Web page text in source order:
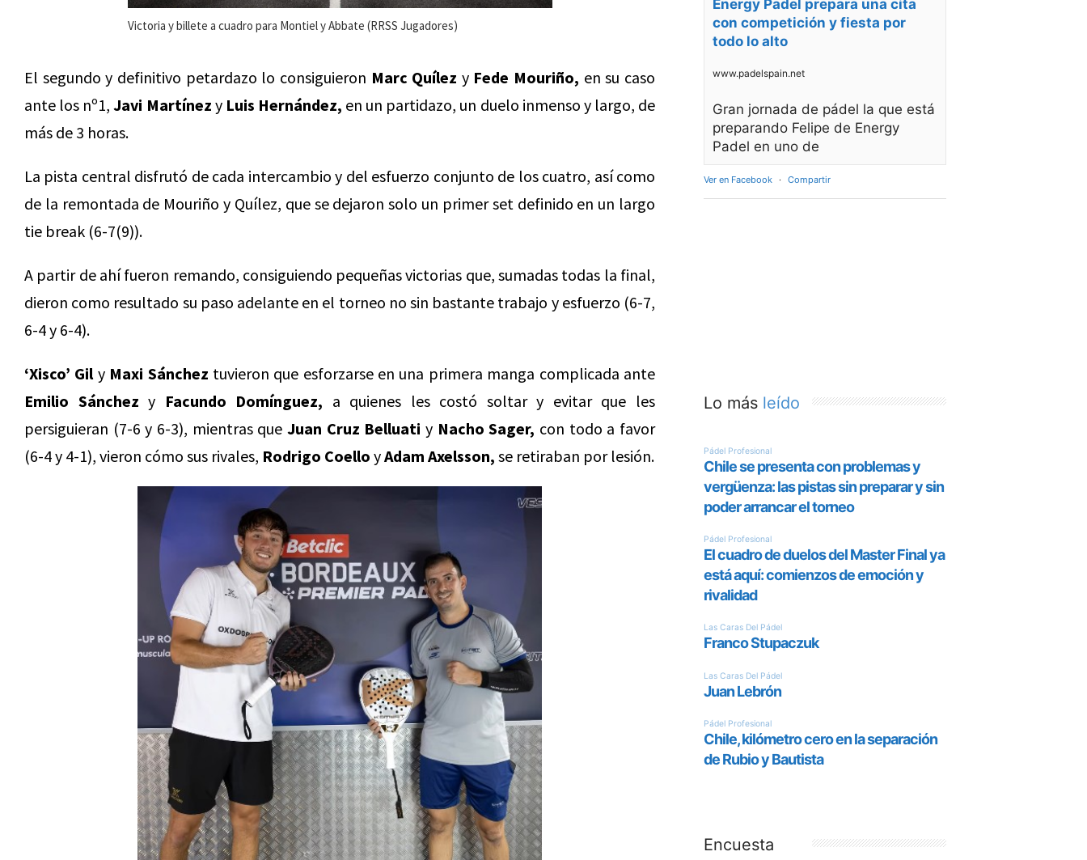
Victoria y billete a cuadro para Montiel y Abbate (RRSS Jugadores)
El segundo y definitivo petardazo lo consiguieron Marc Quílez y Fede Mouriño, en su caso
ante los nº1,Javi Martínez y Luis Hernández, en un partidazo, un duelo inmenso y largo, de
más de 3 horas.
La pista central disfrutó de cada intercambio y del esfuerzo conjunto de los cuatro, así como
de la remontada de Mouriño y Quílez, que se dejaron solo un primer set definido en un largo
tie break (6-7(9)).
A partir de ahí fueron remando, consiguiendo pequeñas victorias que, sumadas todas la final,
dieron como resultado su paso adelante en el torneo no sin bastante trabajo y esfuerzo (6-7,
6-4 y 6-4).
‘Xisco’ Gily Maxi Sánchez tuvieron que esforzarse en una primera manga complicada ante
Emilio Sánchez y Facundo Domínguez, a quienes les costó soltar y evitar que les
persiguieran (7-6 y 6-3), mientras que Juan Cruz Belluati y Nacho Sager, con todo a favor
(6-4 y 4-1), vieron cómo sus rivales, Rodrigo Coello yAdam Axelsson, se retiraban por lesión.
Energy Padel prepara una cita
con competición y fiesta por
todo lo alto
www.padelspain.net
Gran jornada de pádel la que está
preparando Felipe de Energy
Padel en uno de
Ver en Facebook · Compartir
Lo más leído
Encuesta